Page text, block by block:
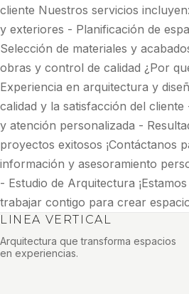
cliente Nuestros servicios
y exteriores - Planificación de
Selección de materiales y
obras y control de calidad ¿Por
Experiencia en arquitectura y
calidad y la satisfacción del
y atención personalizada -
proyectos exitosos ¡Contáctanos
información y asesoramiento
- Estudio de Arquitectura
trabajar contigo para crear
LINEA VERTICAL
Arquitectura que transforma espacios
en experiencias.